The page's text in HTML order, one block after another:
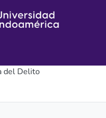
del Delito